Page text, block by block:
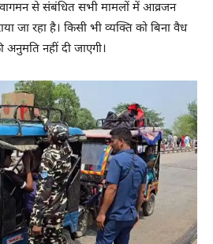
से संबंधित सभी मामलों में आव्रजन
जा रहा है। किसी भी व्यक्ति को बिना वैध
नहीं दी जाएगी।